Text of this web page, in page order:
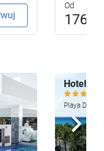
Od
176
Hotel
Playa Del